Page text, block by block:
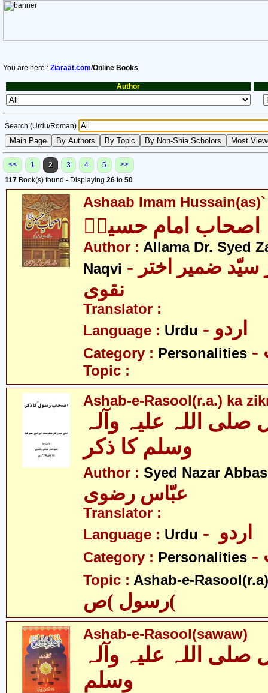
You are here : Ziaraat.com/Online Books
Author
Search (Urdu/Roman)
<< 1 2 3 4 5
>>
117 Book(s) found - Displaying 26 to 50
Ashaab Imam Hussain(as)`
اصحاب امام حسینؑ
Author : Allama Dr. Syed
Naqvi - علامہ ڈاکٹر سیّد ضمیر اختر
نقوی
Translator :
Language : Urdu - اردو
Category : Personalities
Topic :
Ashab-e-Rasool(r.a.) ka
اللہ علیہ وآلہ
Author : Syed Nazar
عبّاس رضوی
Translator :
Language : Urdu
Category : Personalities
Topic : Ashab-e-
رسول )ص(
Ashab-e-Rasool(sawaw)
اللہ علیہ وآلہ
وسلم